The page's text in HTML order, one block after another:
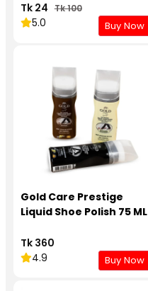
Tk 24 Tk 100
5.0 Buy Now
Gold Care Prestige
Liquid Shoe Polish 75 ML
Tk 360
4.9
Buy Now